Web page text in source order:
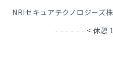
NRIセキュアテクノロジーズ
- - - - - - < 休憩